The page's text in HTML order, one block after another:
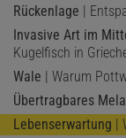
Rückenlage |
Invasive Art im
Kugelfisch in
Wale | Warum
Übertragbares
Lebenserwartung |